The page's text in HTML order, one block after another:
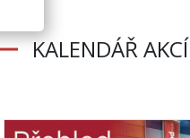
KALENDÁŘ AKCÍ